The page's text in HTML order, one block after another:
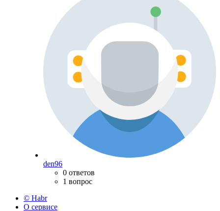
den96
0 ответов
1 вопрос
© Habr
О сервисе